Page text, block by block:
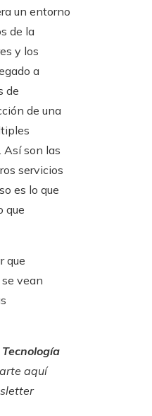
un entorno
de la
y los
a
de
de una
Así son las
servicios
es lo que
que
que
vean
Tecnología
aquí